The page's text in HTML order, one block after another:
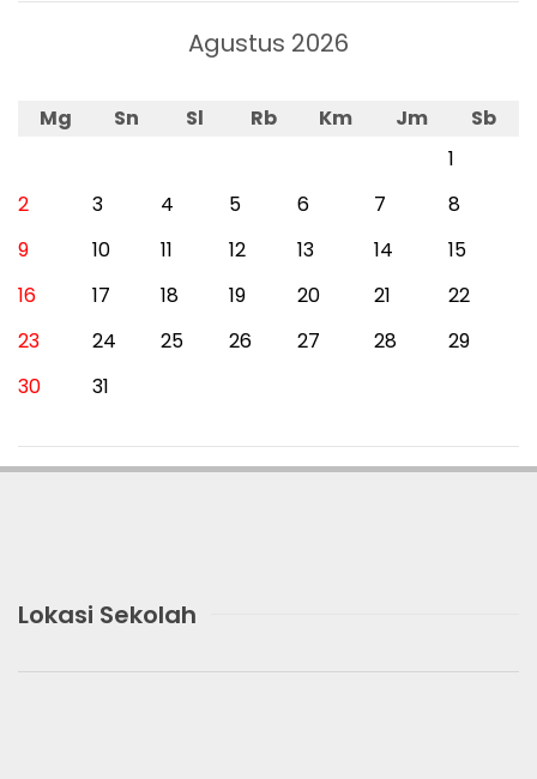
Agustus 2026
Mg Sn Sl Rb Km Jm
Sb
1
2
3 4 5 6 7
8
9
10 11 12 13 14
15
16
17 18 19 20 21
22
23
24 25 26 27 28
29
30
31
Lokasi Sekolah